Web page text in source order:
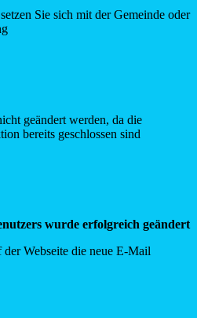
Sie sich mit der Gemeinde oder
geändert werden, da die
bereits geschlossen sind
wurde erfolgreich geändert
Webseite die neue E-Mail